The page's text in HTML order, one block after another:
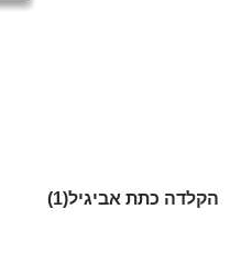
הקלדה כתת אביגיל(1)